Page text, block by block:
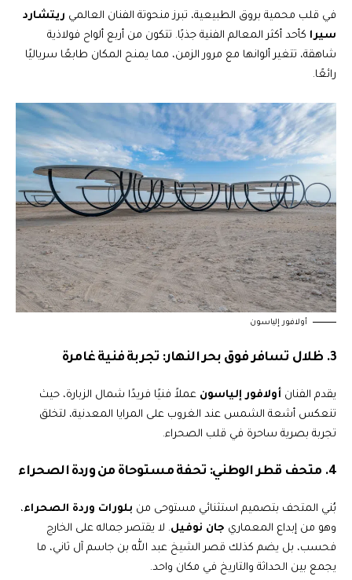
في قلب محمية بروق الطبيعية، تبرز منحوتة الفنان العالمي ريتشارد
سيرا كأحد أكثر المعالم الفنية جذبًا. تتكون من أربع ألواح فولاذية
شاهقة، تتغير ألوانها مع مرور الزمن، مما يمنح المكان طابعًا سرياليًا
رائعًا.
أولافور إلياسون
3. ظلال تسافر فوق بحر النهار: تجربة فنية غامرة
يقدم الفنان أولافور إلياسون عملاً فنيًا فريدًا شمال الزبارة، حيث
تنعكس أشعة الشمس عند الغروب على المرايا المعدنية، لتخلق
تجربة بصرية ساحرة في قلب الصحراء.
4. متحف قطر الوطني: تحفة مستوحاة من وردة الصحراء
بُني المتحف بتصميم استثنائي مستوحى من بلورات وردة الصحراء،
وهو من إبداع المعماري جان نوفيل. لا يقتصر جماله على الخارج
فحسب، بل يضم كذلك قصر الشيخ عبد الله بن جاسم آل ثاني، ما
يجمع بين الحداثة والتاريخ في مكان واحد.